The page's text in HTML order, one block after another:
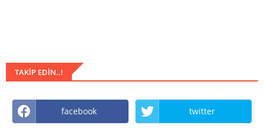
TAKIP EDIN..!
facebook twitter